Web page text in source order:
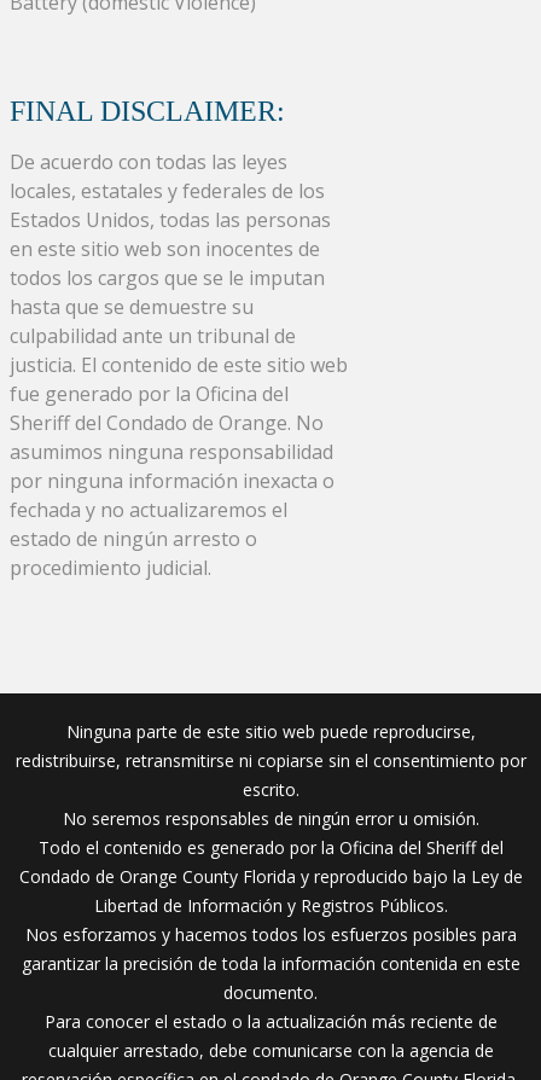
FINAL DISCLAIMER:
De acuerdo con todas las leyes
locales, estatales y federales de los
Estados Unidos, todas las personas
en este sitio web son inocentes de
todos los cargos que se le imputan
hasta que se demuestre su
culpabilidad ante un tribunal de
justicia. El contenido de este sitio web
fue generado por la Oficina del
Sheriff del Condado de Orange. No
asumimos ninguna responsabilidad
por ninguna información inexacta o
fechada y no actualizaremos el
estado de ningún arresto o
procedimiento judicial.
Ninguna parte de este sitio web puede reproducirse,
redistribuirse, retransmitirse ni copiarse sin el consentimiento por
escrito.
No seremos responsables de ningún error u omisión.
Todo el contenido es generado por la Oficina del Sheriff del
Condado de Orange County Florida y reproducido bajo la Ley de
Libertad de Información y Registros Públicos.
Nos esforzamos y hacemos todos los esfuerzos posibles para
garantizar la precisión de toda la información contenida en este
documento.
Para conocer el estado o la actualización más reciente de
cualquier arrestado, debe comunicarse con la agencia de